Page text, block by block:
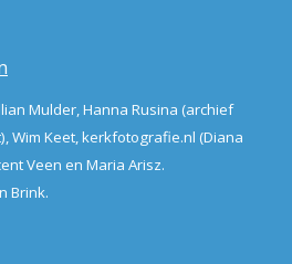
Mulder, Hanna Rusina (archief
Wim Keet, kerkfotografie.nl (Diana
Veen en Maria Arisz.
Brink.